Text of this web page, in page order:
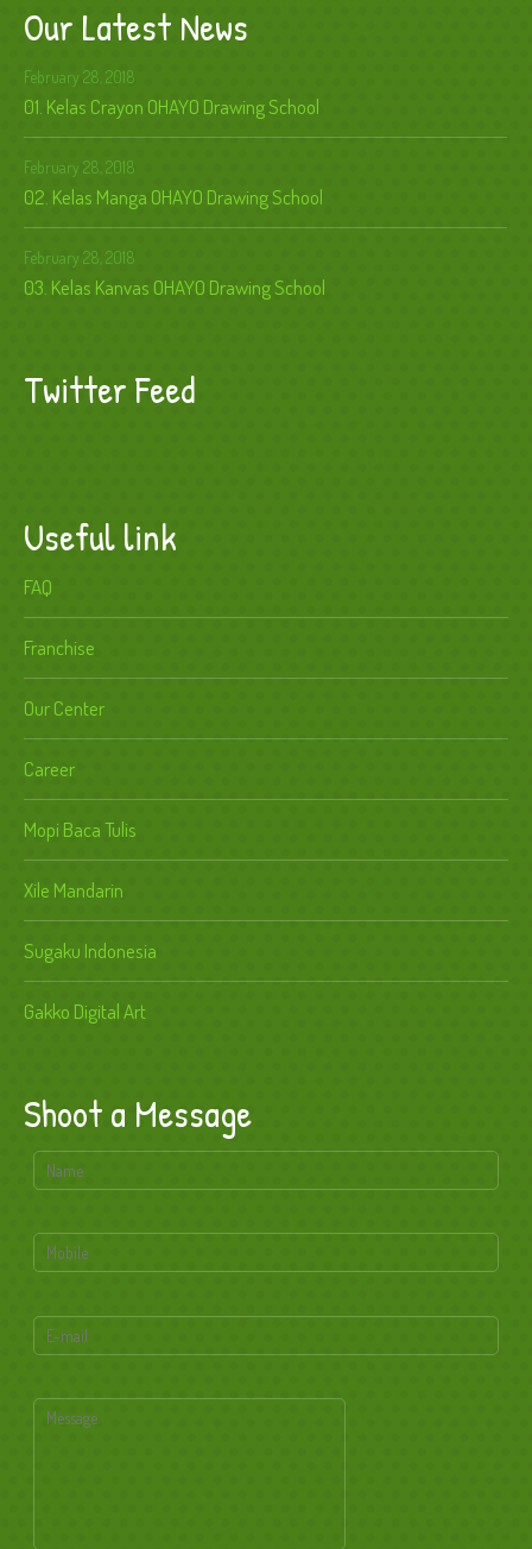
Our Latest News
February 28, 2018
01. Kelas Crayon OHAYO Drawing School
February 28, 2018
02. Kelas Manga OHAYO Drawing School
February 28, 2018
03. Kelas Kanvas OHAYO Drawing School
Twitter Feed
Useful link
FAQ
Franchise
Our Center
Career
Mopi Baca Tulis
Xile Mandarin
Sugaku Indonesia
Gakko Digital Art
Shoot a Message